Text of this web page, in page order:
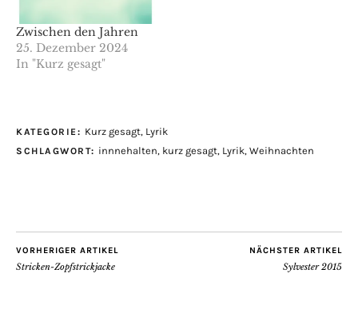
Zwischen den Jahren
25. Dezember 2024
In "Kurz gesagt"
KATEGORIE: Kurz gesagt, Lyrik
SCHLAGWORT: innnehalten, kurz gesagt, Lyrik, Weihnachten
VORHERIGER ARTIKEL
Stricken-Zopfstrickjacke
NÄCHSTER ARTIKEL
Sylvester 2015